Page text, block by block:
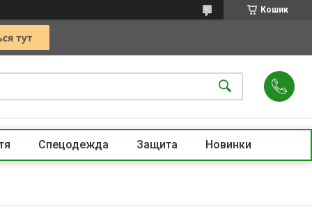
Кошик
Спецодежда Защита Новинки